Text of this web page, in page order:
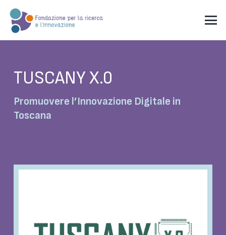
TUSCANY X.0
Promuovere l’Innovazione Digitale in
Toscana